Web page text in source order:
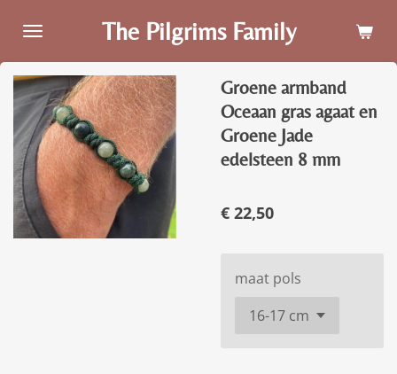
direct
naar
de
hoofdinhoud
The Pilgrims Family
Groene armband
Oceaan gras agaat en
Groene Jade
edelsteen 8 mm
€ 22,50
maat pols